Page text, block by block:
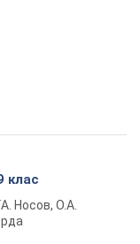
клас
Носов, О.А.